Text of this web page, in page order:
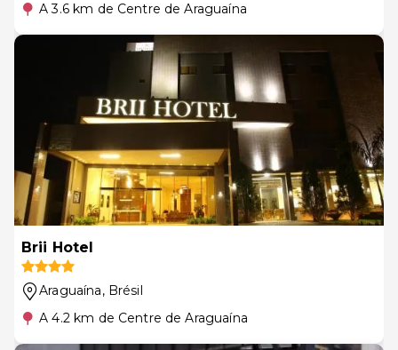
A 3.6 km de Centre de Araguaína
Brii Hotel
Araguaína, Brésil
A 4.2 km de Centre de Araguaína